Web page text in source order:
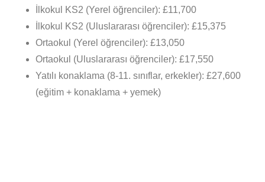
İlkokul KS2 (Yerel öğrenciler): £11,700
İlkokul KS2 (Uluslararası öğrenciler): £15,375
Ortaokul (Yerel öğrenciler): £13,050
Ortaokul (Uluslararası öğrenciler): £17,550
Yatılı konaklama (8-11. sınıflar, erkekler): £27,600
(eğitim + konaklama + yemek)